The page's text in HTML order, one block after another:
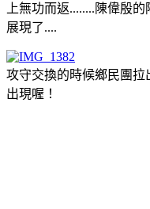
上無功而返........陳偉殷
展現了....
攻守交換的時候鄉民團
出現喔！